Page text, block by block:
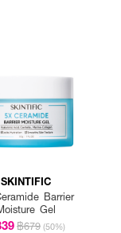
SKINTIFIC
Barrier
Gel
฿679 (50%)